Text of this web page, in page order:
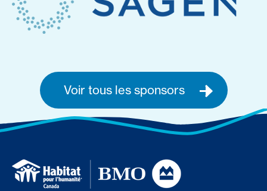
Voir tous les sponsors